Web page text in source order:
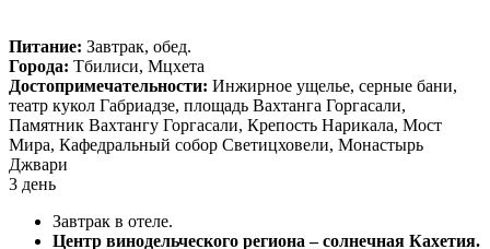
Питание: Завтрак, обед.
Города: Тбилиси, Мцхета
Достопримечательности: Инжирное ущелье, серные бани,
театр кукол Габриадзе, площадь Вахтанга Горгасали,
Памятник Вахтангу Горгасали, Крепость Нарикала, Мост
Мира, Кафедральный собор Светицховели, Монастырь
Джвари
3 день
Завтрак в отеле.
Центр винодельческого региона – солнечная Кахетия.